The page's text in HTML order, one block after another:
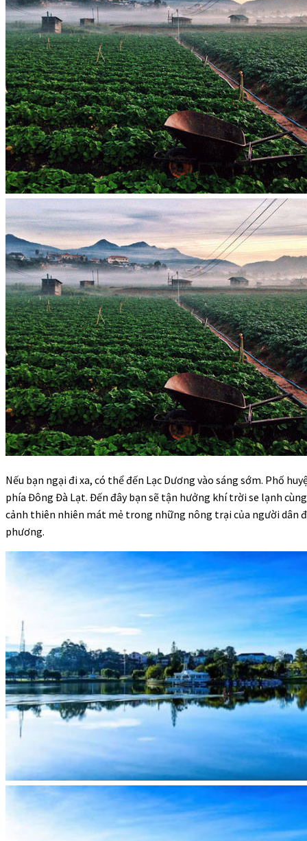
Nếu bạn ngại đi xa, có thể đến Lạc Dương vào sáng sớm. Phố
phía Đông Đà Lạt. Đến đây bạn sẽ tận hưởng khí trời se lạnh
cảnh thiên nhiên mát mẻ trong những nông trại của người dân
phương.